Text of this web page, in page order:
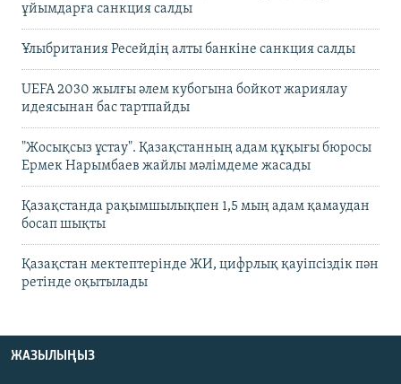
ұйымдарға санкция салды
Ұлыбритания Ресейдің алты банкіне санкция салды
UEFA 2030 жылғы әлем кубогына бойкот жариялау
идеясынан бас тартпайды
"Жосықсыз ұстау". Қазақстанның адам құқығы бюросы
Ермек Нарымбаев жайлы мәлімдеме жасады
Қазақстанда рақымшылықпен 1,5 мың адам қамаудан
босап шықты
Қазақстан мектептерінде ЖИ, цифрлық қауіпсіздік пән
ретінде оқытылады
ЖАЗЫЛЫҢЫЗ